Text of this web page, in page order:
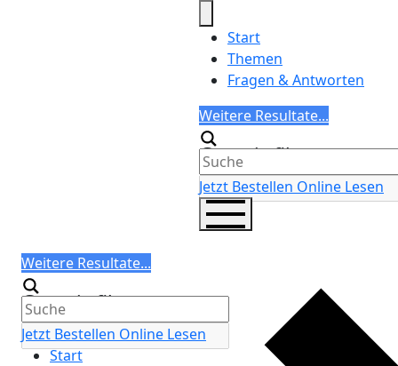
Start
Themen
Fragen & Antworten
Search
Weitere Resultate...
Generic filters
Jetzt Bestellen Online Lesen
Search
Weitere Resultate...
Generic filters
Jetzt Bestellen Online Lesen
Start